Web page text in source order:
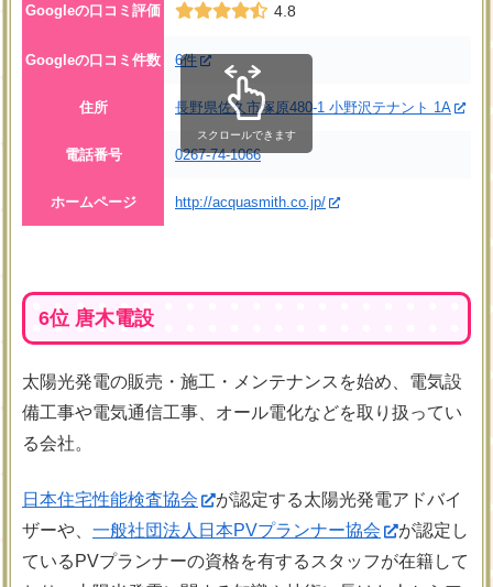
Googleの口コミ評価 4.8
Googleの口コミ件数 6件
住所 長野県佐久市塚原480-1 小野沢テナント 1A
電話番号 0267-74-1066
ホームページ http://acquasmith.co.jp/
スクロールできます
6位 唐木電設
太陽光発電の販売・施工・メンテナンスを始め、電気設
備工事や電気通信工事、オール電化などを取り扱ってい
る会社。
日本住宅性能検査協会
が認定する太陽光発電アドバイ
ザーや、 一般社団法人日本PVプランナー協会
が認定し
ているPVプランナーの資格を有するスタッフが在籍して